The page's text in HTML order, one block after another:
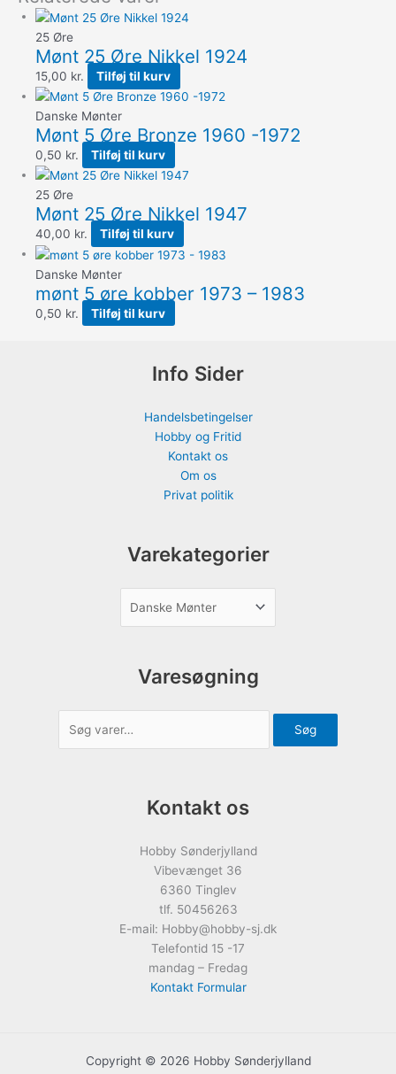
25 Øre
Mønt 25 Øre Nikkel 1924
15,00 kr. Tilføj til kurv
Danske Mønter
Mønt 5 Øre Bronze 1960 -1972
0,50 kr. Tilføj til kurv
25 Øre
Mønt 25 Øre Nikkel 1947
40,00 kr. Tilføj til kurv
Danske Mønter
mønt 5 øre kobber 1973 – 1983
0,50 kr. Tilføj til kurv
Info Sider
Handelsbetingelser
Hobby og Fritid
Kontakt os
Om os
Privat politik
Varekategorier
Varesøgning
Søg
Kontakt os
Hobby Sønderjylland
Vibevænget 36
6360 Tinglev
tlf. 50456263
E-mail: Hobby@hobby-sj.dk
Telefontid 15 -17
mandag – Fredag
Kontakt Formular
Copyright © 2026 Hobby Sønderjylland